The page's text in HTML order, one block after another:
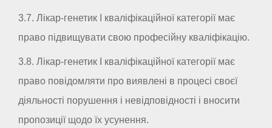
3.7. Лікар-генетик I кваліфікаційної категорії має
право підвищувати свою професійну кваліфікацію.
3.8. Лікар-генетик I кваліфікаційної категорії має
право повідомляти про виявлені в процесі своєї
діяльності порушення і невідповідності і вносити
пропозиції щодо їх усунення.